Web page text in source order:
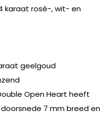
karaat rosé-, wit- en
geelgoud
Open Heart heeft
7 mm breed en